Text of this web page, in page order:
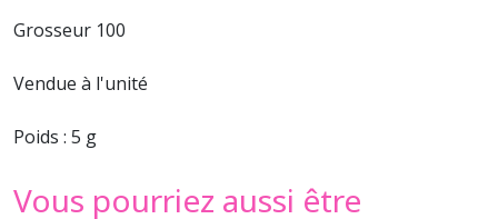
Grosseur 100
Vendue à l'unité
Poids : 5 g
Vous pourriez aussi être